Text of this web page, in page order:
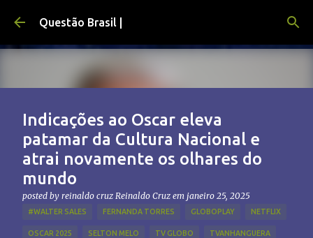
Pular para o conteúdo principal
Questão Brasil |
Indicações ao Oscar eleva
patamar da Cultura Nacional e
atrai novamente os olhares do
mundo
posted by reinaldo cruz Reinaldo Cruz em janeiro 25, 2025
#WALTER SALES FERNANDA TORRES GLOBOPLAY NETFLIX
OSCAR 2025 SELTON MELO TV GLOBO TVANHANGUERA